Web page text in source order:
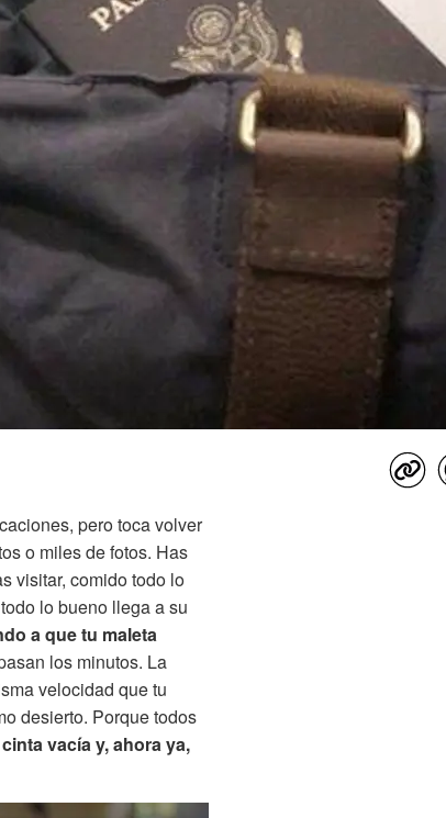
pero toca volver
o miles de fotos. Has
visitar, comido todo lo
lo bueno llega a su
a que tu maleta
los minutos. La
velocidad que tu
desierto. Porque todos
vacía y, ahora ya,